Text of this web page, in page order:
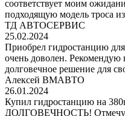
соответствует моим
подходящую модель троса из
ТД АВТОСЕРВИС
25.02.2024
Приобрел гидростанцию
очень доволен. Рекомендую
долговечное решение для
Алексей ВМАВТО
26.01.2024
Купил гидростанцию на
ДОЛГОВЕЧНОСТЬ! Отмечу